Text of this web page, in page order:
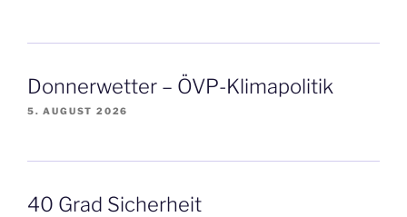
Donnerwetter – ÖVP-Klimapolitik
5. AUGUST 2026
40 Grad Sicherheit